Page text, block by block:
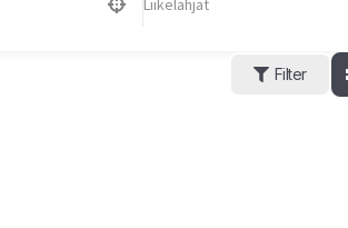
Liikelahjat
Filter